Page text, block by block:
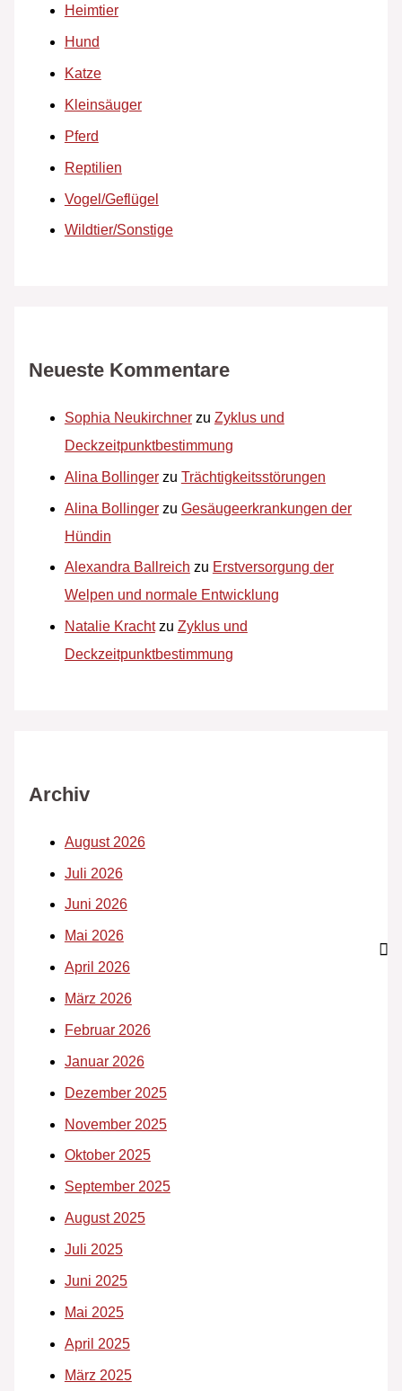
Heimtier
Hund
Katze
Kleinsäuger
Pferd
Reptilien
Vogel/Geflügel
Wildtier/Sonstige
Neueste Kommentare
Sophia Neukirchnerzu Zyklus und
Deckzeitpunktbestimmung
Alina Bollingerzu Trächtigkeitsstörungen
Alina Bollingerzu Gesäugeerkrankungen der
Hündin
Alexandra Ballreich zu Erstversorgung der
Welpen und normale Entwicklung
Natalie Krachtzu Zyklus und
Deckzeitpunktbestimmung
Archiv
August 2026
Juli 2026
Juni 2026
Mai 2026
April 2026
März 2026
Februar 2026
Januar 2026
Dezember 2025
November 2025
Oktober 2025
September 2025
August 2025
Juli 2025
Juni 2025
Mai 2025
April 2025
März 2025